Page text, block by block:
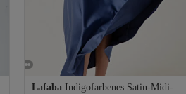
Lafaba Indigofarbenes Satin-Midi-